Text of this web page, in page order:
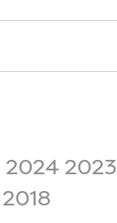
2024 2023
2018